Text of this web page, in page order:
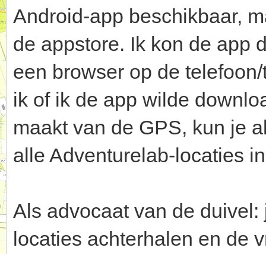
Android-app beschikbaar,
de appstore. Ik kon de app
een browser op de
ik of ik de app wilde
maakt van de GPS, kun je
alle Adventurelab-locaties
Als advocaat van de
locaties achterhalen en de